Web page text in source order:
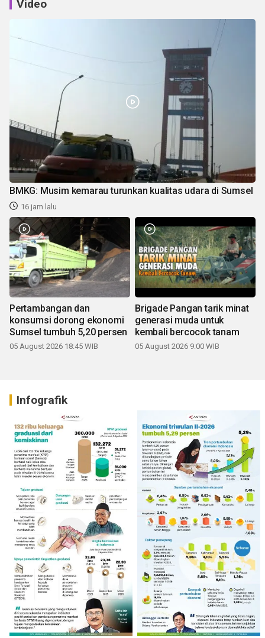
Video
BMKG: Musim kemarau turunkan kualitas udara di Sumsel
16 jam lalu
Pertambangan dan
konsumsi dorong ekonomi
Sumsel tumbuh 5,20 persen
05 August 2026 18:45 WIB
Brigade Pangan tarik minat
generasi muda untuk
kembali bercocok tanam
05 August 2026 9:00 WIB
Infografik